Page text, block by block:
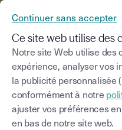
Blog
Choisir une catégorie
Continuer sans accepter
Ce site web utilise des
Notre site Web utilise
expérience, analyser vos
la publicité personnalisée
conformément à notre
ajuster vos préférences
en bas de notre site web.